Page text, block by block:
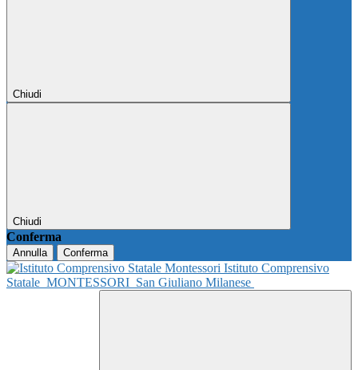
Chiudi
Chiudi
Conferma
Annulla Conferma
Istituto Comprensivo
Statale MONTESSORI San Giuliano Milanese